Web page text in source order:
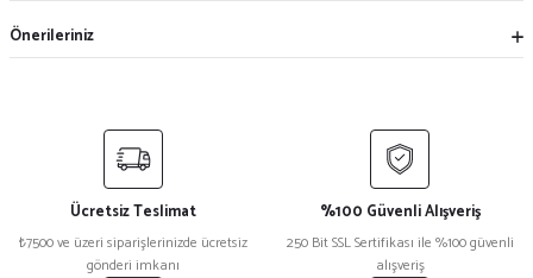
Önerileriniz
Ücretsiz Teslimat
₺7500 ve üzeri siparişlerinizde ücretsiz
gönderi imkanı
%100 Güvenli Alışveriş
250 Bit SSL Sertifikası ile %100 güvenli
alışveriş